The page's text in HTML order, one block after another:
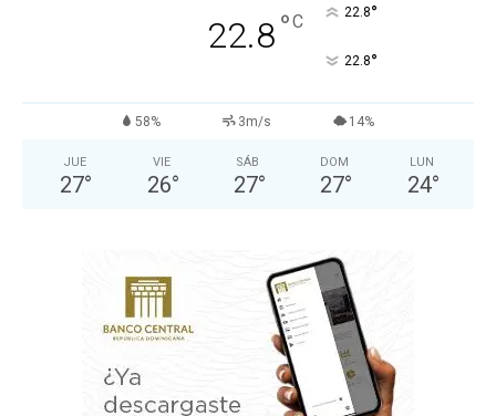
22.8°C 22.8°
22.8°
58% 3m/s 14%
JUE
27°
VIE
26°
SÁB
27°
DOM
27°
LUN
24°